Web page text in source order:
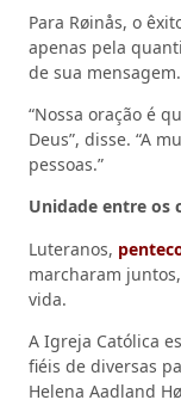
Para Røinås, o
apenas pela
de sua mensagem.
“Nossa oração é
Deus”, disse. “A
pessoas.”
Unidade entre os
Luteranos,
marcharam
vida.
A Igreja Católica
fiéis de diversas
Helena Aadland